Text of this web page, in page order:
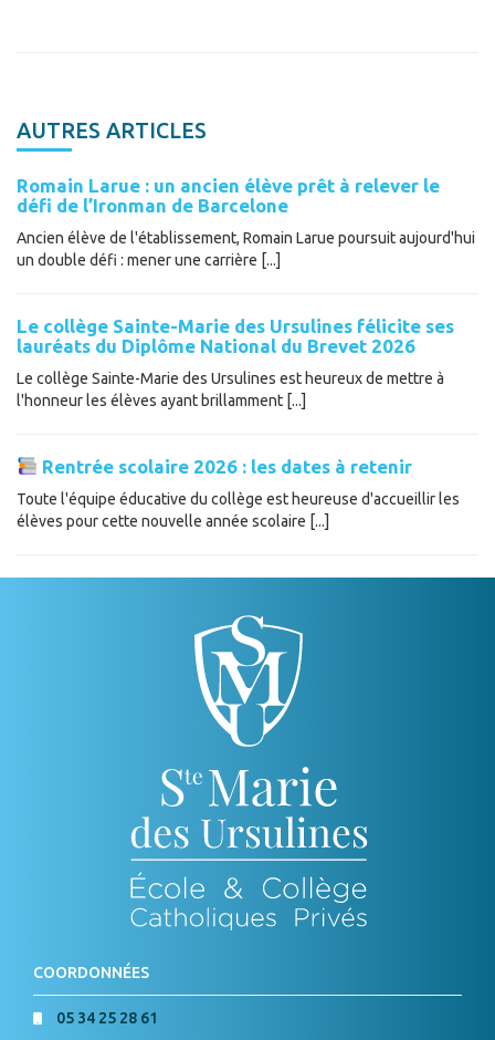
AUTRES ARTICLES
Romain Larue : un ancien élève prêt à relever le
défi de l’Ironman de Barcelone
Ancien élève de l'établissement, Romain Larue poursuit aujourd'hui
un double défi : mener une carrière [...]
Le collège Sainte-Marie des Ursulines félicite ses
lauréats du Diplôme National du Brevet 2026
Le collège Sainte-Marie des Ursulines est heureux de mettre à
l'honneur les élèves ayant brillamment [...]
Rentrée scolaire 2026 : les dates à retenir
Toute l'équipe éducative du collège est heureuse d'accueillir les
élèves pour cette nouvelle année scolaire [...]
COORDONNÉES
05 34 25 28 61